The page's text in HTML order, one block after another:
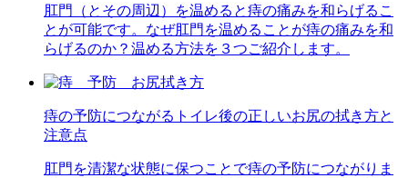
肛門（とその周辺）を温めると痔の痛みを和らげるこ
とが可能です。なぜ肛門を温めることが痔の痛みを和
らげるのか？温める方法を３つご紹介します。
痔の予防につながるトイレ後の正しいお尻の拭き方と
注意点
肛門を清潔な状態に保つことで痔の予防につながりま